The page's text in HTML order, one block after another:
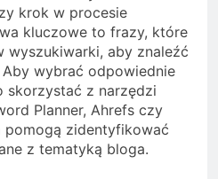
krok w procesie
kluczowe to frazy, które
wyszukiwarki, aby znaleźć
wybrać odpowiednie
skorzystać z narzędzi
Planner, Ahrefs czy
pomogą zidentyfikować
z tematyką bloga.